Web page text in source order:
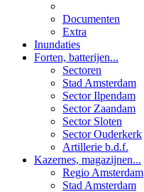
Documenten
Extra
Inundaties
Forten, batterijen...
Sectoren
Stad Amsterdam
Sector Ilpendam
Sector Zaandam
Sector Sloten
Sector Ouderkerk
Artillerie b.d.f.
Kazernes, magazijnen...
Regio Amsterdam
Stad Amsterdam